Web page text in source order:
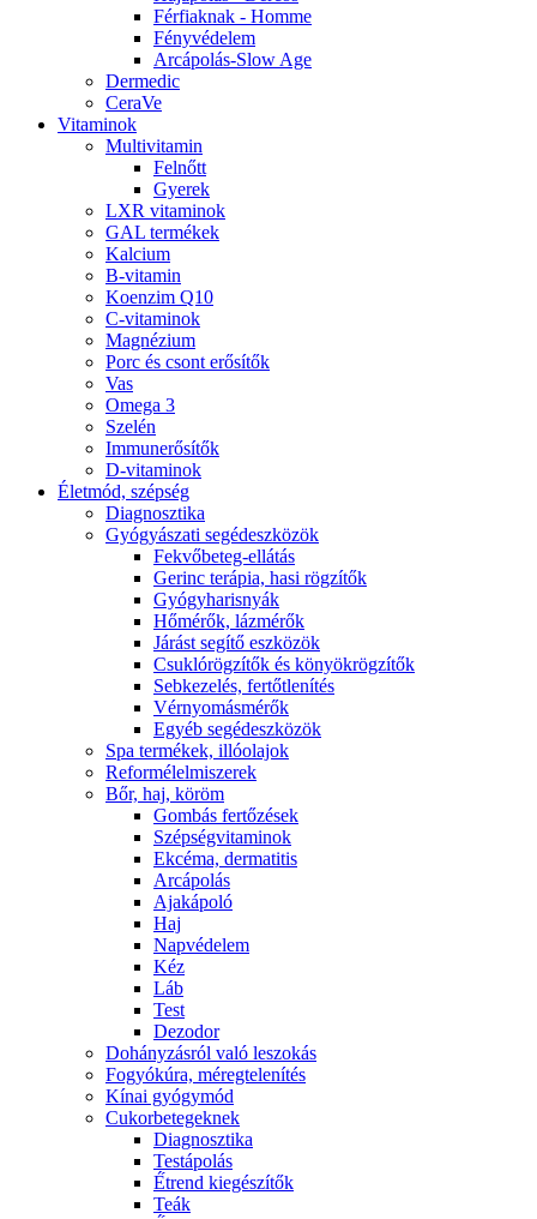
Férfiaknak - Homme
Fényvédelem
Arcápolás-Slow Age
Dermedic
CeraVe
Vitaminok
Multivitamin
Felnőtt
Gyerek
LXR vitaminok
GAL termékek
Kalcium
B-vitamin
Koenzim Q10
C-vitaminok
Magnézium
Porc és csont erősítők
Vas
Omega 3
Szelén
Immunerősítők
D-vitaminok
Életmód, szépség
Diagnosztika
Gyógyászati segédeszközök
Fekvőbeteg-ellátás
Gerinc terápia, hasi rögzítők
Gyógyharisnyák
Hőmérők, lázmérők
Járást segítő eszközök
Csuklórögzítők és könyökrögzítők
Sebkezelés, fertőtlenítés
Vérnyomásmérők
Egyéb segédeszközök
Spa termékek, illóolajok
Reformélelmiszerek
Bőr, haj, köröm
Gombás fertőzések
Szépségvitaminok
Ekcéma, dermatitis
Arcápolás
Ajakápoló
Haj
Napvédelem
Kéz
Láb
Test
Dezodor
Dohányzásról való leszokás
Fogyókúra, méregtelenítés
Kínai gyógymód
Cukorbetegeknek
Diagnosztika
Testápolás
É́trend kiegészítők
Teák